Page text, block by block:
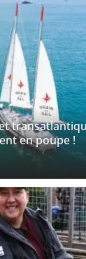
en poupe !